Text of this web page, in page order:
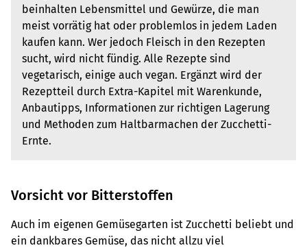
beinhalten Lebensmittel und Gewürze, die man
meist vorrätig hat oder problemlos in jedem Laden
kaufen kann. Wer jedoch Fleisch in den Rezepten
sucht, wird nicht fündig. Alle Rezepte sind
vegetarisch, einige auch vegan. Ergänzt wird der
Rezeptteil durch Extra-Kapitel mit Warenkunde,
Anbautipps, Informationen zur richtigen Lagerung
und Methoden zum Haltbarmachen der Zucchetti-
Ernte.
Vorsicht vor Bitterstoffen
Auch im eigenen Gemüsegarten ist Zucchetti beliebt und
ein dankbares Gemüse, das nicht allzu viel